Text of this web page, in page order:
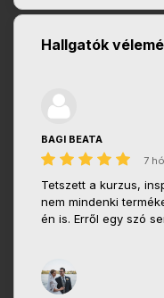
Hallgatók
BAGI BEATA
7
Tetszett a kurzus,
nem mindenki
én is. Erről egy szó